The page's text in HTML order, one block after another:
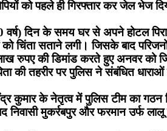
को पहले ही गिरफ्तार कर जेल भेज
वर्ष) दिन के समय घर से अपने होटल
चिंता सताने लगी। जिसके बाद
रुपए की डिमांड करते हुए अनवर को
की तहरीर पर पुलिस ने संबंधित
कुमार के नेतृत्व में पुलिस टीम का
मुकर्रबपुर और फरमान उर्फ लालू